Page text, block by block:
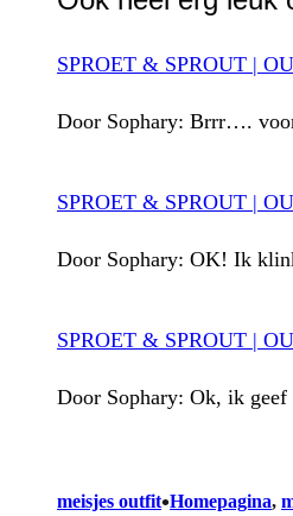
SPROET & SPROUT |
Door Sophary: Brrr….
SPROET & SPROUT |
Door Sophary: OK! Ik
SPROET & SPROUT |
Door Sophary: Ok, ik
meisjes outfit•Homepagina,